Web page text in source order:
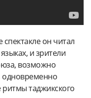
он читал
и зрители
возможно
одновременно
таджикского